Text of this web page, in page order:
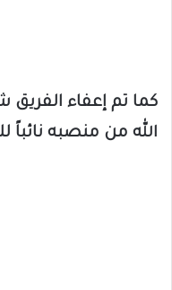
كما تم إعفاء
الله من منصبه نائباً